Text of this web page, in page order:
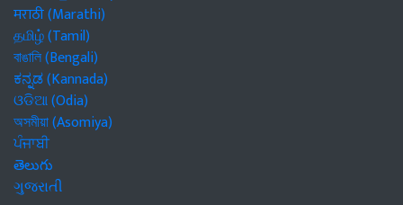
मराठी (Marathi)
தமிழ் (Tamil)
বাঙালি (Bengali)
ಕನ್ನಡ (Kannada)
ଓଡିଆ (Odia)
অসমীয়া (Asomiya)
ਪੰਜਾਬੀ
తెలుగు
ગુજરાતી